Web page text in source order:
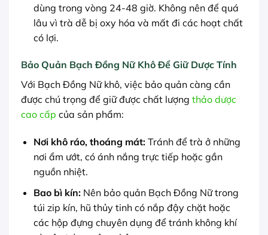
dùng trong vòng 24-48 giờ. Không nên để quá
lâu vì trà dễ bị oxy hóa và mất đi các hoạt chất
có lợi.
Bảo Quản Bạch Đồng Nữ Khô Để Giữ Dược Tính
Với Bạch Đồng Nữ khô, việc bảo quản càng cần
được chú trọng để giữ được chất lượng thảo dược
cao cấp của sản phẩm:
Nơi khô ráo, thoáng mát:Tránh để trà ở những
nơi ẩm ướt, có ánh nắng trực tiếp hoặc gần
nguồn nhiệt.
Bao bì kín:Nên bảo quản Bạch Đồng Nữ trong
túi zip kín, hũ thủy tinh có nắp đậy chặt hoặc
các hộp đựng chuyên dụng để tránh không khí